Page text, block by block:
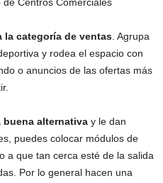
la categoría de ventas . Agrupa
y rodea el espacio con
o anuncios de las ofertas más
alternativa y le dan
puedes colocar módulos de
a que tan cerca esté de la salida
Por lo general hacen una